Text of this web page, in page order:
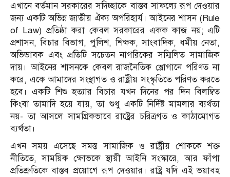
এখানে বর্তমান সরকারের সদিচ্ছাকে বাস্তব সাফল্যে রূপ দেওয়ার
জন্য একটি অভিন্ন জাতীয় ঐক্য অপরিহার্য। আইনের শাসন (Rule
of Law) প্রতিষ্ঠা করা কেবল সরকারের একক কাজ নয়; এটি
প্রশাসন, বিচার বিভাগ, পুলিশ, শিক্ষক, সাংবাদিক, ধর্মীয় নেতা,
অভিভাবক এবং প্রতিটি সচেতন নাগরিকের সম্মিলিত সামাজিক
দায়। আইনের শাসনকে কেবল রাজনৈতিক স্লোগানে পরিণত না
করে, একে আমাদের সংস্থাগত ও রাষ্ট্রীয় সংস্কৃতিতে পরিণত করতে
হবে। একটি শিশু হত্যার বিচার যখন দিনের পর দিন বিলম্বিত
কিংবা তামাদি হয়ে যায়, তা শুধু একটি নির্দিষ্ট মামলার ব্যর্থতা
নয়- তা আসলে সামগ্রিকভাবে রাষ্ট্রের চরিত্রগত ও কাঠামোগত
ব্যর্থতা।
এখন সময় এসেছে সমস্ত সামাজিক ও রাষ্ট্রীয় শোককে শক্ত
নীতিতে, সাময়িক ক্ষোভকে স্থায়ী আইনি সংস্কারে, আর ফাঁপা
প্রতিশ্রুতিকে বাস্তব প্রয়োগে রূপ দেওয়ার। রাষ্ট্র যদি এই ভয়াবহ